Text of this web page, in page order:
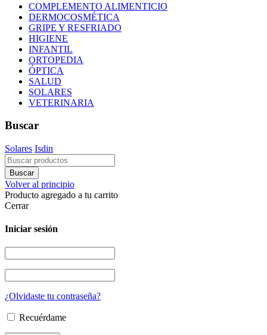
COMPLEMENTO ALIMENTICIO
DERMOCOSMÉTICA
GRIPE Y RESFRIADO
HIGIENE
INFANTIL
ORTOPEDIA
ÓPTICA
SALUD
SOLARES
VETERINARIA
Buscar
Solares Isdin
Volver al principio
Producto agregado a tu carrito
Cerrar
Iniciar sesión
¿Olvidaste tu contraseña?
Recuérdame